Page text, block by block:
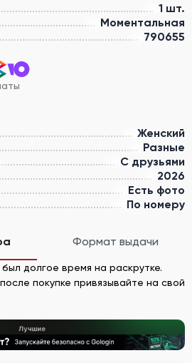
1 шт.
Моментальная
790655
Женский
Разные
С друзьями
2026
Есть фото
По номеру
Формат выдачи
долгое время на раскрутке.
покупке привязывайте на свой